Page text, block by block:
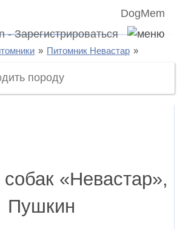
DogMem
Питомник Невастар
«Невастар»,
Пушкин